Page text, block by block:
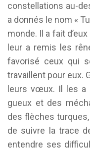
constellations au-
a donnés le nom «
monde. Il a fait
leur a remis les
favorisé ceux qui
travaillent pour eux.
leurs vœux. Il les a
gueux et des
des flèches
de suivre la trace
entendre ses